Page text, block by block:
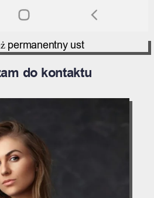
do kontaktu